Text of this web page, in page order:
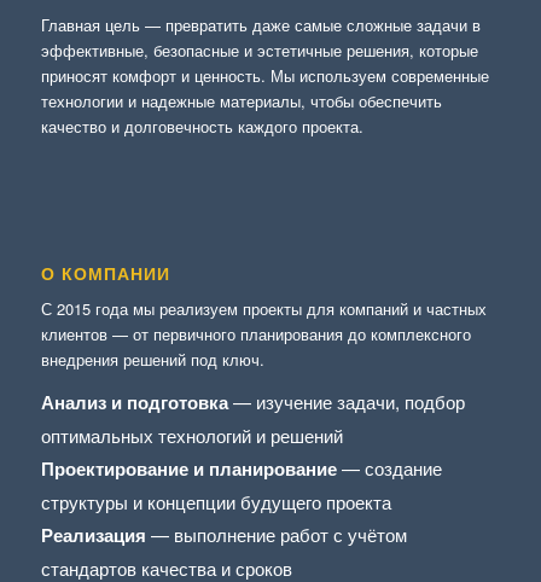
Главная цель — превратить даже самые сложные задачи в
эффективные, безопасные и эстетичные решения, которые
приносят комфорт и ценность. Мы используем современные
технологии и надежные материалы, чтобы обеспечить
качество и долговечность каждого проекта.
О КОМПАНИИ
С 2015 года мы реализуем проекты для компаний и частных
клиентов — от первичного планирования до комплексного
внедрения решений под ключ.
Анализ и подготовка— изучение задачи, подбор
оптимальных технологий и решений
Проектирование и планирование— создание
структуры и концепции будущего проекта
Реализация — выполнение работ с учётом
стандартов качества и сроков